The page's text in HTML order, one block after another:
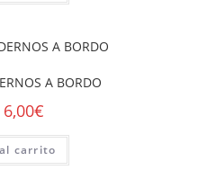
A BORDO
6,00€
carrito